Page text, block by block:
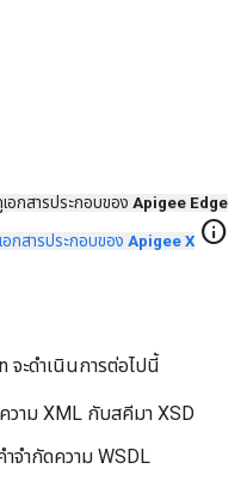
อกสารประกอบของ Apigee Edge
อกสารประกอบของ Apigee X info
จะดำเนินการต่อไปนี้
วาม XML กับสคีมา XSD
จำกัดความ WSDL